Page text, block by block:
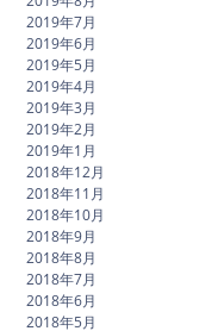
2019年7月
2019年6月
2019年5月
2019年4月
2019年3月
2019年2月
2019年1月
2018年12月
2018年11月
2018年10月
2018年9月
2018年8月
2018年7月
2018年6月
2018年5月